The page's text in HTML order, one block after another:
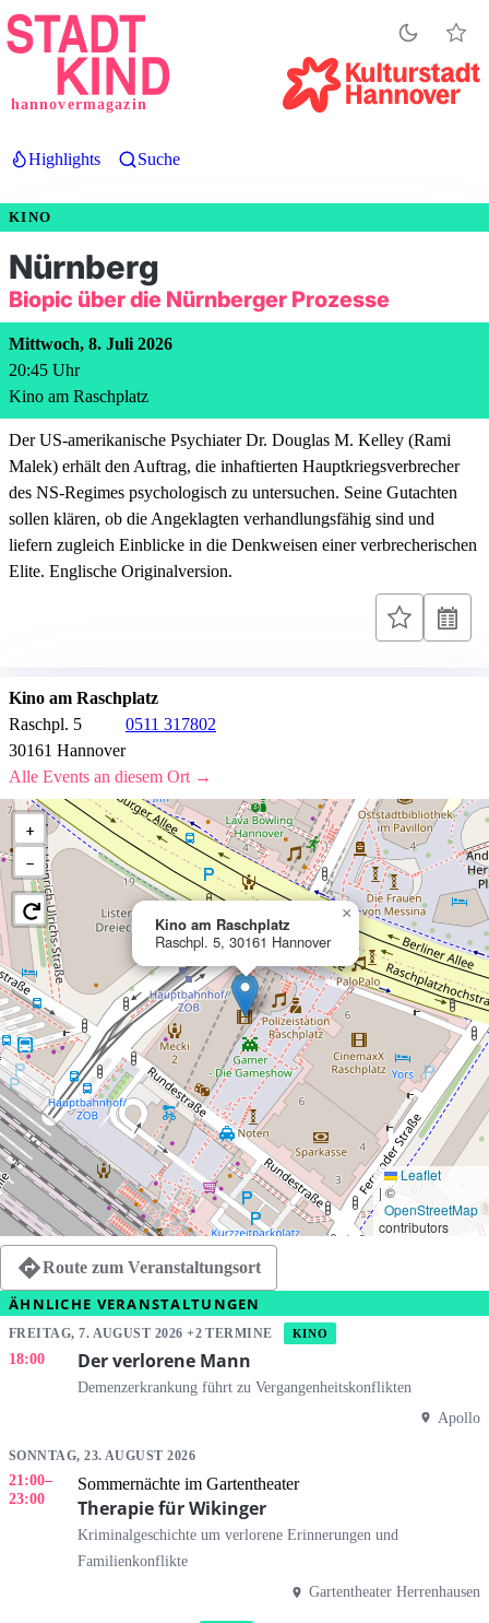
Direkt
zum
hannovermagazin
Highlights Suche
KINO
Nürnberg
Biopic über die Nürnberger Prozesse
Mittwoch, 8. Juli 2026
20:45 Uhr
Kino am Raschplatz
Der US‑amerikanische Psychiater Dr. Douglas M. Kelley (Rami
Malek) erhält den Auftrag, die inhaftierten Hauptkriegsverbrecher
des NS-Regimes psychologisch zu untersuchen. Seine Gutachten
sollen klären, ob die Angeklagten verhandlungsfähig sind und
liefern zugleich Einblicke in die Denkweisen einer verbrecherischen
Elite. Englische Originalversion.
Kino am Raschplatz
Raschpl. 5
30161 Hannover
0511 317802
Alle Events an diesem Ort →
Kino am Raschplatz
Raschpl. 5, 30161 Hannover
×
+
−
Leaflet
|©
OpenStreetMap
contributors
Route zum Veranstaltungsort
ÄHNLICHE VERANSTALTUNGEN
FREITAG, 7. AUGUST 2026 +2 TERMINE KINO
18:00 Der verlorene Mann
Demenzerkrankung führt zu Vergangenheitskonflikten
Apollo
SONNTAG, 23. AUGUST 2026
21:00–
23:00
Sommernächte im Gartentheater
Therapie für Wikinger
Kriminalgeschichte um verlorene Erinnerungen und
Familienkonflikte
Gartentheater Herrenhausen